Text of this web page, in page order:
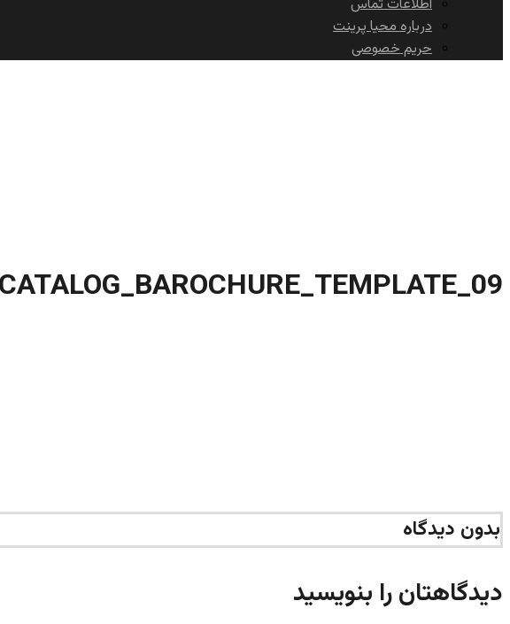
اطلاعات تماس
درباره محیا پرینت
حریم خصوصی
09_SAFETY_TOOLS_CATALOG_BAROCHURE_TEMPLATE
بدون دیدگاه
دیدگاهتان را بنویسید